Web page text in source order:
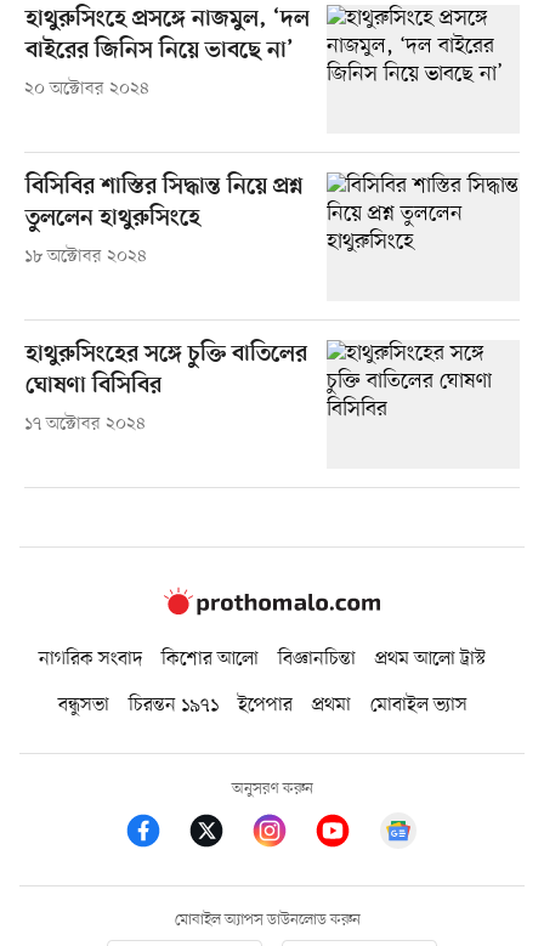
হাথুরুসিংহে প্রসঙ্গে নাজমুল, ‘দল
বাইরের জিনিস নিয়ে ভাবছে না’
২০ অক্টোবর ২০২৪
বিসিবির শাস্তির সিদ্ধান্ত নিয়ে প্রশ্ন
তুললেন হাথুরুসিংহে
১৮ অক্টোবর ২০২৪
হাথুরুসিংহের সঙ্গে চুক্তি বাতিলের
ঘোষণা বিসিবির
১৭ অক্টোবর ২০২৪
নাগরিক সংবাদ কিশোর আলো বিজ্ঞানচিন্তা
প্রথম আলো ট্রাস্ট
বন্ধুসভা
চিরন্তন ১৯৭১ ইপেপার প্রথমা মোবাইল ভ্যাস
অনুসরণ করুন
মোবাইল অ্যাপস ডাউনলোড করুন